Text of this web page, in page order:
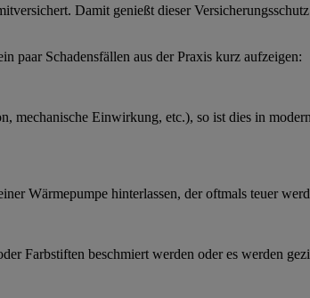
Damit genießt dieser
paar Schadensfällen aus der Praxis kurz aufzeigen:
Einwirkung, etc.), so ist dies in
Wärmepumpe hinterlassen, der oftmals teuer
Farbstiften beschmiert werden oder es werden